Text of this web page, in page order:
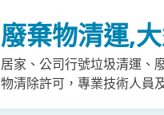
廢棄物清運,
居家、公司行號垃圾清運、
物清除許可，專業技術人員